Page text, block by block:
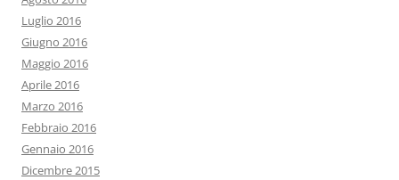
Luglio 2016
Giugno 2016
Maggio 2016
Aprile 2016
Marzo 2016
Febbraio 2016
Gennaio 2016
Dicembre 2015